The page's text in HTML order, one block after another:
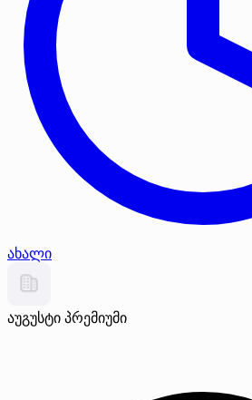
ახალი
აუგუსტი პრემიუმი